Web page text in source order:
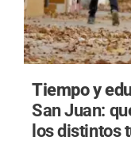
Tiempo y
San Juan:
los distintos